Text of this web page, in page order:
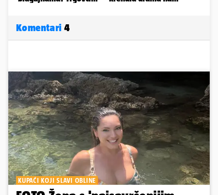
Komentari 4
KUPAĆI KOJI SLAVI OBLINE